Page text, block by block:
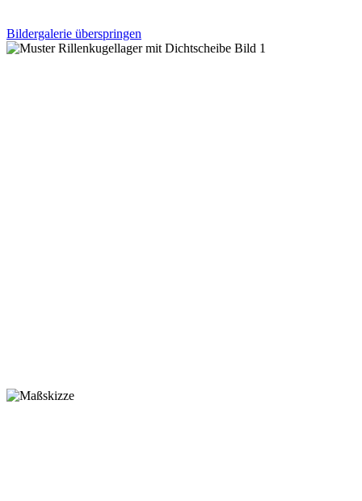
Bildergalerie überspringen